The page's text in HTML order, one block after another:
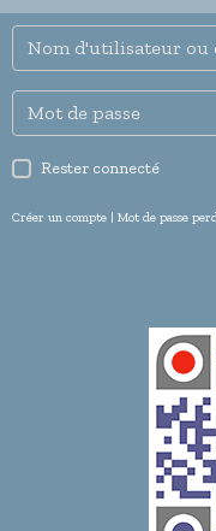
Rester connecté
Créer un compte | Mot de passe